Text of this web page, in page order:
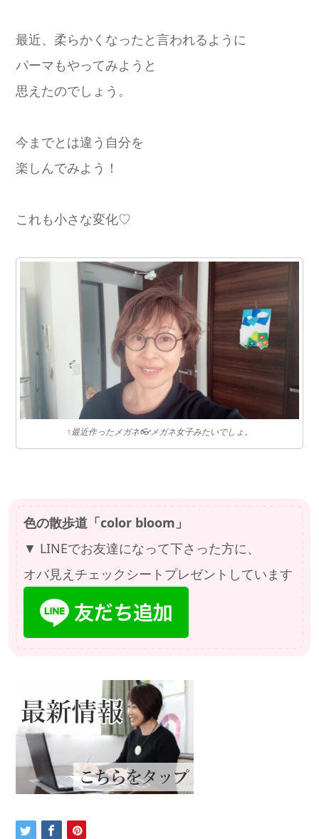
最近、柔らかくなったと言われるように
パーマもやってみようと
思えたのでしょう。
今までとは違う自分を
楽しんでみよう！
これも小さな変化♡
↑最近作ったメガネ👓メガネ女子みたいでしょ。
色の散歩道「color bloom」
▼ LINEでお友達になって下さった方に、
オバ見えチェックシートプレゼントしています